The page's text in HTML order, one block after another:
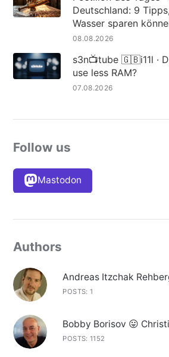
Deutschland: 9
Wasser sparen
08.08.2026
s3n📺tube 🇬🇧i11l ·
use less RAM?
07.08.2026
Follow us
Mastodon
Authors
Andreas Itzchak
POSTS: 1
Bobby Borisov 😛
POSTS: 1152